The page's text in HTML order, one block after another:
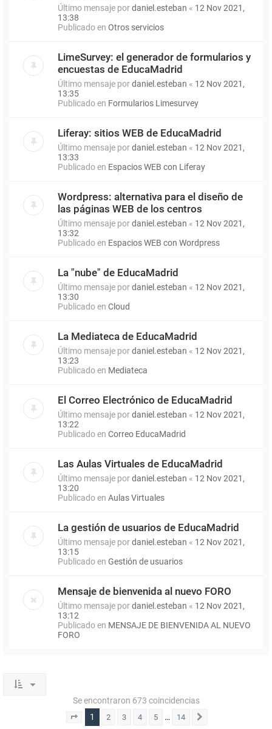
Último mensaje pordaniel.esteban « 12 Nov 2021,
13:38
Publicado en Otros servicios
LimeSurvey: el generador de formularios y
encuestas de EducaMadrid
Último mensaje pordaniel.esteban « 12 Nov 2021,
13:35
Publicado en Formularios Limesurvey
Liferay: sitios WEB de EducaMadrid
Último mensaje pordaniel.esteban « 12 Nov 2021,
13:33
Publicado en Espacios WEB con Liferay
Wordpress: alternativa para el diseño de
las páginas WEB de los centros
Último mensaje pordaniel.esteban « 12 Nov 2021,
13:32
Publicado en Espacios WEB con Wordpress
La "nube" de EducaMadrid
Último mensaje pordaniel.esteban « 12 Nov 2021,
13:30
Publicado en Cloud
La Mediateca de EducaMadrid
Último mensaje pordaniel.esteban « 12 Nov 2021,
13:23
Publicado en Mediateca
El Correo Electrónico de EducaMadrid
Último mensaje pordaniel.esteban « 12 Nov 2021,
13:22
Publicado en Correo EducaMadrid
Las Aulas Virtuales de EducaMadrid
Último mensaje pordaniel.esteban « 12 Nov 2021,
13:20
Publicado en Aulas Virtuales
La gestión de usuarios de EducaMadrid
Último mensaje pordaniel.esteban « 12 Nov 2021,
13:15
Publicado en Gestión de usuarios
Mensaje de bienvenida al nuevo FORO
Último mensaje pordaniel.esteban « 12 Nov 2021,
13:12
Publicado en MENSAJE DE BIENVENIDA AL NUEVO
FORO
Se encontraron 673 coincidencias
Página 1de 14
1 2 3 4 5 … 14